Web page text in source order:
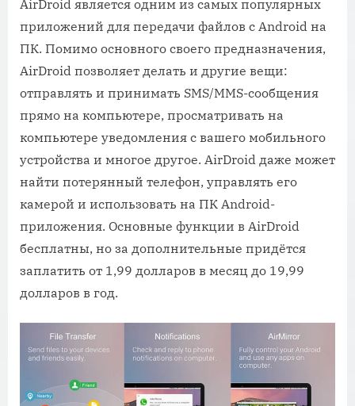
AirDroid является одним из самых популярных
приложений для передачи файлов с Android на
ПК. Помимо основного своего предназначения,
AirDroid позволяет делать и другие вещи:
отправлять и принимать SMS/MMS-сообщения
прямо на компьютере, просматривать на
компьютере уведомления с вашего мобильного
устройства и многое другое. AirDroid даже может
найти потерянный телефон, управлять его
камерой и использовать на ПК Android-
приложения. Основные функции в AirDroid
бесплатны, но за дополнительные придётся
заплатить от 1,99 долларов в месяц до 19,99
долларов в год.